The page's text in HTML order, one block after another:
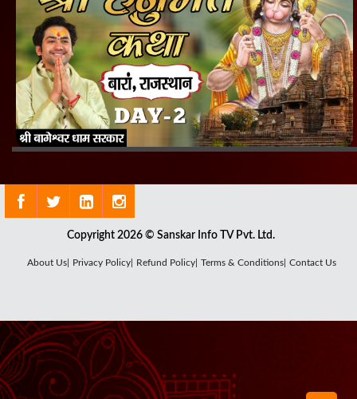
Copyright 2026 © Sanskar Info TV Pvt. Ltd.
About Us| Privacy Policy| Refund Policy| Terms & Conditions| Contact Us